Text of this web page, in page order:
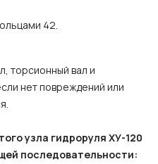
42.
торсионный вал и
нет повреждений или
узла гидроруля ХУ-120
последовательности: